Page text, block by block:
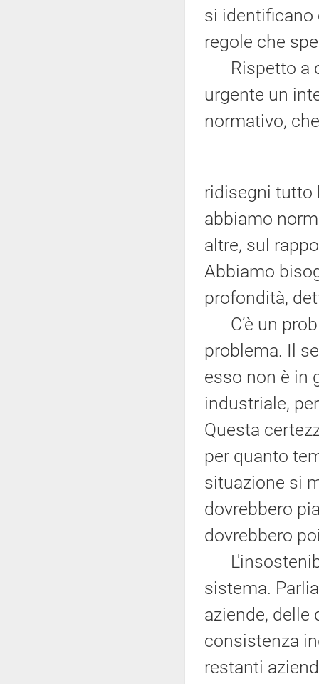
si identificano
regole che
Rispetto a
urgente un
normativo, che
ridisegni tutto
abbiamo
altre, sul
Abbiamo
profondità,
C’è un
problema. Il
esso non è in
industriale,
Questa
per quanto
situazione si
dovrebbero
dovrebbero
sistema.
aziende, delle
consistenza
restanti